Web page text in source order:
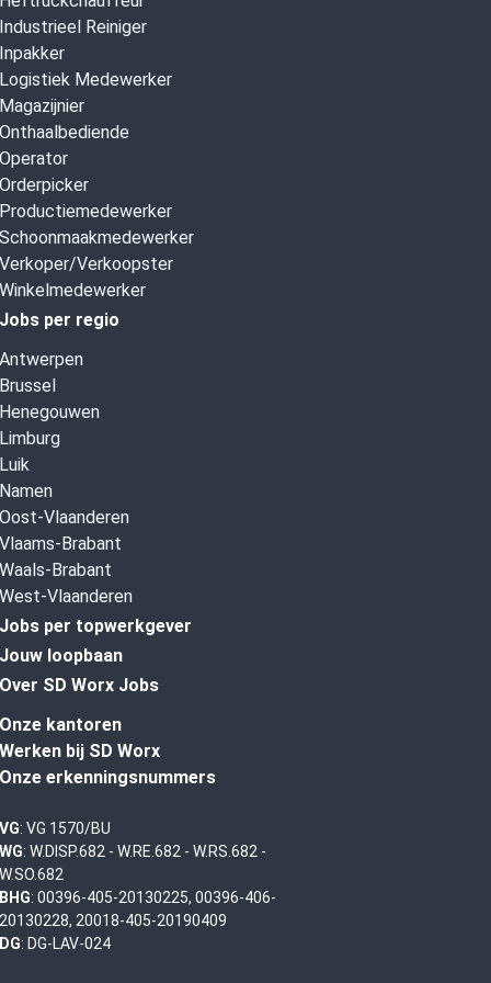
Industrieel Reiniger
Inpakker
Logistiek Medewerker
Magazijnier
Onthaalbediende
Operator
Orderpicker
Productiemedewerker
Schoonmaakmedewerker
Verkoper/Verkoopster
Winkelmedewerker
Jobs per regio
Antwerpen
Brussel
Henegouwen
Limburg
Luik
Namen
Oost-Vlaanderen
Vlaams-Brabant
Waals-Brabant
West-Vlaanderen
Jobs per topwerkgever
Jouw loopbaan
Over SD Worx Jobs
Onze kantoren
Werken bij SD Worx
Onze erkenningsnummers
VG: VG 1570/BU
WG: W.DISP.682 - W.RE.682 - W.RS.682 -
W.SO.682
BHG: 00396-405-20130225, 00396-406-
20130228, 20018-405-20190409
DG: DG-LAV-024